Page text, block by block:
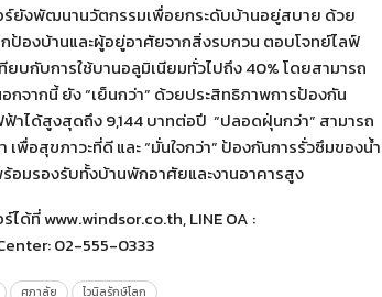
ยังพัฒนานวัตกรรมเพื่อยกระดับบ้านอยู่สบาย ด้วย
งบ้านและผู้อยู่อาศัยจากสิ่งรบกวน ตอบโจทย์ไลฟ์
ยบกับการใช้บานอลูมิเนียมทั่วไปถึง 40% โดยสามารถ
จากนี้ ยัง “เย็นกว่า” ด้วยประสิทธิภาพการป้องกัน
าได้สูงสุดถึง 9,144 บาทต่อปี “ปลอดฝุ่นกว่า” สามารถ
พื่อสุขภาวะที่ดี และ “มั่นใจกว่า” ป้องกันการรั่วซึมของน้ำ
อมรองรับทั้งบ้านพักอาศัยและงานอาคารสูง
ด้ที่ www.windsor.co.th, LINE OA :
02-555-0333
ศุภาลัย ไวนิลรักษ์โลก